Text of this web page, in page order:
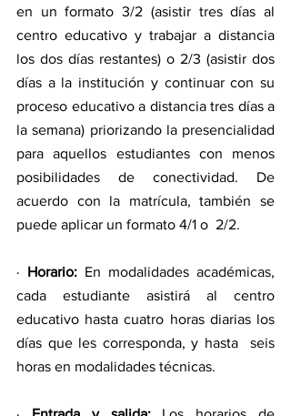
en un formato 3/2 (asistir tres días al
centro educativo y trabajar a distancia
los dos días restantes) o 2/3 (asistir dos
días a la institución y continuar con su
proceso educativo a distancia tres días a
la semana) priorizando la presencialidad
para aquellos estudiantes con menos
posibilidades de conectividad. De
acuerdo con la matrícula, también se
puede aplicar un formato 4/1 o  2/2.
· Horario: En modalidades académicas,
cada estudiante asistirá al centro
educativo hasta cuatro horas diarias los
días que les corresponda, y hasta  seis
horas en modalidades técnicas.